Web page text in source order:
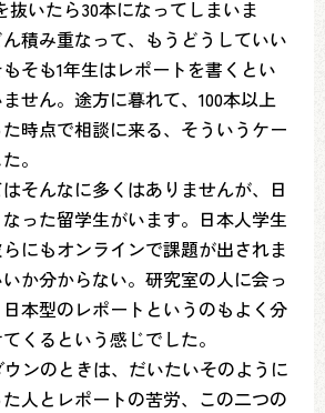
抜いたら30本になってしまいま
積み重なって、もうどうしていい
そも1年生はレポートを書くとい
せん。途方に暮れて、100本以上
時点で相談に来る、そういうケー
。
そんなに多くはありませんが、日
った留学生がいます。日本人学生
にもオンラインで課題が出されま
か分からない。研究室の人に会っ
本型のレポートというのもよく分
くるという感じでした。
ンのときは、だいたいそのように
人とレポートの苦労、この二つの